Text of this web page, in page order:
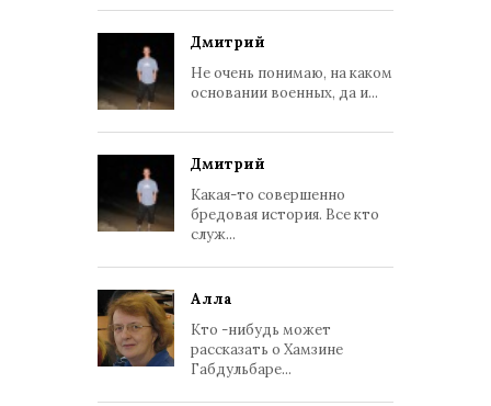
Дмитрий
Не очень понимаю, на каком
основании военных, да и...
Дмитрий
Какая-то совершенно
бредовая история. Все кто
служ...
Алла
Кто -нибудь может
рассказать о Хамзине
Габдульбаре...